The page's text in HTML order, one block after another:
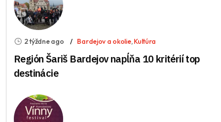
2 týždne ago Bardejov a okolie,Kultúra
Región Šariš Bardejov napĺňa 10 kritérií top
destinácie